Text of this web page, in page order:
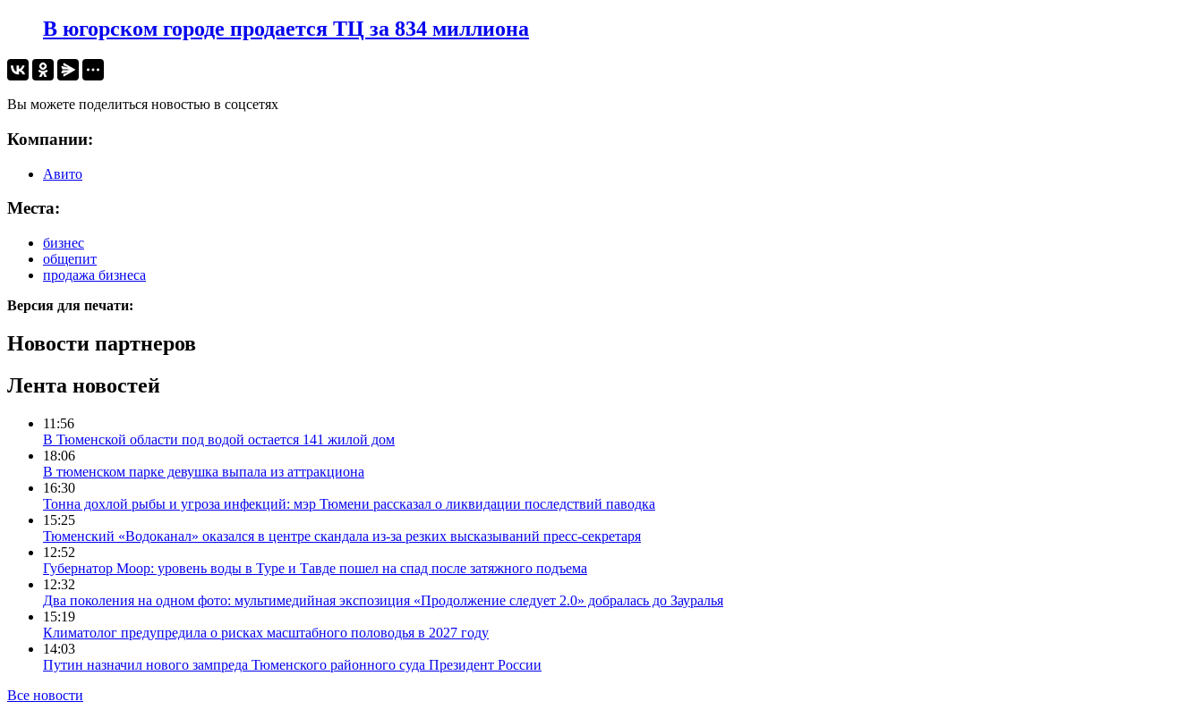
В югорском городе продается ТЦ за 834 миллиона
Вы можете поделиться новостью в соцсетях
Компании:
Авито
Места:
бизнес
общепит
продажа бизнеса
Версия для печати:
Новости партнеров
Лента новостей
11:56
В Тюменской области под водой остается 141 жилой дом
18:06
В тюменском парке девушка выпала из аттракциона
16:30
Тонна дохлой рыбы и угроза инфекций: мэр Тюмени рассказал о ликвидации последствий паводка
15:25
Тюменский «Водоканал» оказался в центре скандала из-за резких высказываний пресс-секретаря
12:52
Губернатор Моор: уровень воды в Туре и Тавде пошел на спад после затяжного подъема
12:32
Два поколения на одном фото: мультимедийная экспозиция «Продолжение следует 2.0» добралась до Зауралья
15:19
Климатолог предупредила о рисках масштабного половодья в 2027 году
14:03
Путин назначил нового зампреда Тюменского районного суда Президент России
Все новости